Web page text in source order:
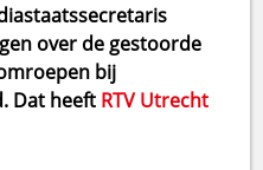
over de gestoorde
bij
Dat heeft RTV Utrecht